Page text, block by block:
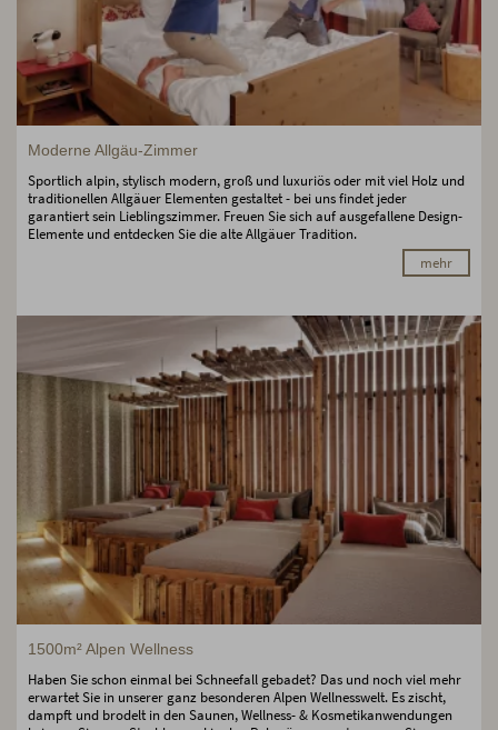
Moderne Allgäu-Zimmer
Sportlich alpin, stylisch modern, groß und luxuriös oder mit viel Holz und
traditionellen Allgäuer Elementen gestaltet - bei uns findet jeder
garantiert sein Lieblingszimmer. Freuen Sie sich auf ausgefallene Design-
Elemente und entdecken Sie die alte Allgäuer Tradition.
mehr
1500m² Alpen Wellness
Haben Sie schon einmal bei Schneefall gebadet? Das und noch viel mehr
erwartet Sie in unserer ganz besonderen Alpen Wellnesswelt. Es zischt,
dampft und brodelt in den Saunen, Wellness- & Kosmetikanwendungen